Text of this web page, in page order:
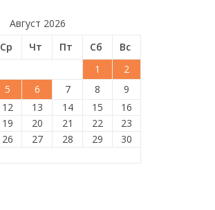
Август 2026
Ср Чт Пт Сб
Вс
1
2
5 6 7 8
9
12 13 14 15
16
19 20 21 22
23
26 27 28 29
30